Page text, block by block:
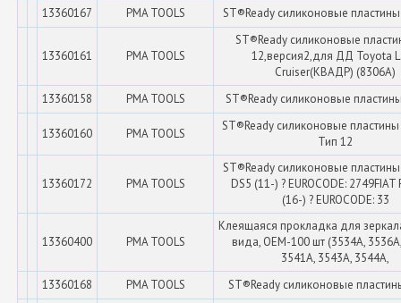
13360167
PMA TOOLS ST®Ready силиконовые
13360161 PMA TOOLS
ST®Ready силиконовые
12,версия2,для ДД Toyota
Сruiser(КВАДР) (8306A)
13360158
PMA TOOLS ST®Ready силиконовые
13360160 PMA TOOLS
ST®Ready силиконовые
Тип 12
13360172 PMA TOOLS
ST®Ready силиконовые пластины
DS5 (11-) ? EUROCODE:
(16-) ? EUROCODE: 33
13360400 PMA TOOLS
Клеящаяся прокладка для
вида, OEM-100 шт (3534A,
3541A, 3543A, 3544A,
13360168
PMA TOOLS ST®Ready силиконовые